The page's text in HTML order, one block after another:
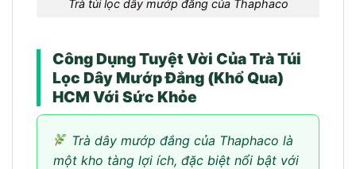
Trà túi lọc dây mướp đắng của Thaphaco
Công Dụng Tuyệt Vời Của Trà Túi
Lọc Dây Mướp Đắng (Khổ Qua)
HCM Với Sức Khỏe
Trà dây mướp đắng của Thaphaco là
một kho tàng lợi ích, đặc biệt nổi bật với